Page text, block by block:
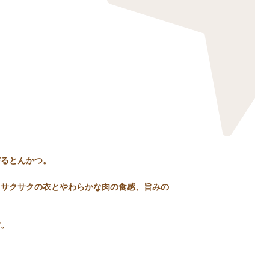
とんかつ。
クサクの衣とやわらかな肉の食感、旨みの